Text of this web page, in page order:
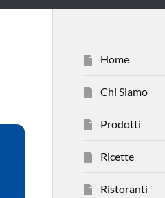
Home
Chi Siamo
Prodotti
Ricette
Ristoranti